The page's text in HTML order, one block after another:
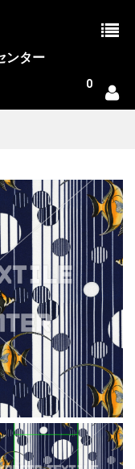
ンター
0